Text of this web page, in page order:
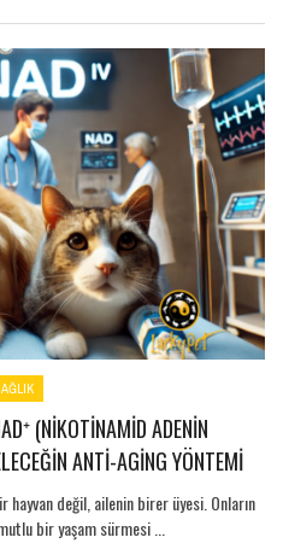
(NIKOTINAMID ADENIN
ANTI-AGING YÖNTEMI
değil, ailenin birer üyesi. Onların
bir yaşam sürmesi ...